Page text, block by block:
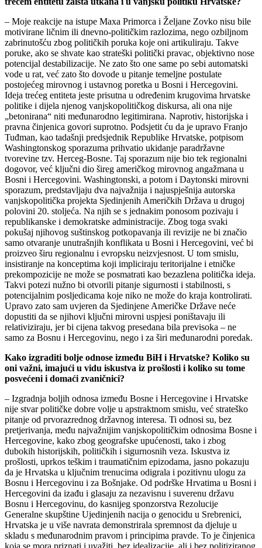
– Moje reakcije na istupe Maxa Primorca i Željane Zovko nisu bile
motivirane ličnim ili dnevno-političkim razlozima, nego ozbiljnom
zabrinutošću zbog političkih poruka koje oni artikuliraju. Takve
poruke, ako se shvate kao strateški politički pravac, objektivno nose
potencijal destabilizacije. Ne zato što one same po sebi automatski
vode u rat, već zato što dovode u pitanje temeljne postulate
postojećeg mirovnog i ustavnog poretka u Bosni i Hercegovini.
Ideja trećeg entiteta jeste prisutna u određenim krugovima hrvatske
politike i dijela njenog vanjskopolitičkog diskursa, ali ona nije
„betonirana“ niti međunarodno legitimirana. Naprotiv, historijska i
pravna činjenica govori suprotno. Podsjetit ću da je upravo Franjo
Tuđman, kao tadašnji predsjednik Republike Hrvatske, potpisom
Washingtonskog sporazuma prihvatio ukidanje paradržavne
tvorevine tzv. Herceg-Bosne. Taj sporazum nije bio tek regionalni
dogovor, već ključni dio šireg američkog mirovnog angažmana u
Bosni i Hercegovini. Washingtonski, a potom i Daytonski mirovni
sporazum, predstavljaju dva najvažnija i najuspješnija autorska
vanjskopolitička projekta Sjedinjenih Američkih Država u drugoj
polovini 20. stoljeća. Na njih se s jednakim ponosom pozivaju i
republikanske i demokratske administracije. Zbog toga svaki
pokušaj njihovog suštinskog potkopavanja ili revizije ne bi značio
samo otvaranje unutrašnjih konflikata u Bosni i Hercegovini, već bi
proizveo širu regionalnu i evropsku neizvjesnost. U tom smislu,
insistiranje na konceptima koji impliciraju teritorijalne i etničke
prekompozicije ne može se posmatrati kao bezazlena politička ideja.
Takvi potezi nužno bi otvorili pitanje sigurnosti i stabilnosti, s
potencijalnim posljedicama koje niko ne može do kraja kontrolirati.
Upravo zato sam uvjeren da Sjedinjene Američke Države neće
dopustiti da se njihovi ključni mirovni uspjesi poništavaju ili
relativiziraju, jer bi cijena takvog presedana bila previsoka – ne
samo za Bosnu i Hercegovinu, nego i za širi međunarodni poredak.
Kako izgraditi bolje odnose između BiH i Hrvatske? Koliko su
oni važni, imajući u vidu iskustva iz prošlosti i koliko su tome
posvećeni i domaći zvaničnici?
– Izgradnja boljih odnosa između Bosne i Hercegovine i Hrvatske
nije stvar političke dobre volje u apstraktnom smislu, već strateško
pitanje od prvorazrednog državnog interesa. Ti odnosi su, bez
pretjerivanja, među najvažnijim vanjskopolitičkim odnosima Bosne i
Hercegovine, kako zbog geografske upućenosti, tako i zbog
dubokih historijskih, političkih i sigurnosnih veza. Iskustva iz
prošlosti, uprkos teškim i traumatičnim epizodama, jasno pokazuju
da je Hrvatska u ključnim trenucima odigrala i pozitivnu ulogu za
Bosnu i Hercegovinu i za Bošnjake. Od podrške Hrvatima u Bosni i
Hercegovini da izađu i glasaju za nezavisnu i suverenu državu
Bosnu i Hercegovinu, do kasnijeg sponzorstva Rezolucije
Generalne skupštine Ujedinjenih nacija o genocidu u Srebrenici,
Hrvatska je u više navrata demonstrirala spremnost da djeluje u
skladu s međunarodnim pravom i principima pravde. To je činjenica
koja se mora priznati i uvažiti, bez idealizacije, ali i bez politiziranog